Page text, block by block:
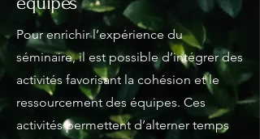
Pour enrichir l’expérience du
séminaire, il est possible d’intégrer des
activités favorisant la cohésion et le
ressourcement des équipes. Ces
activités permettent d’alterner temps